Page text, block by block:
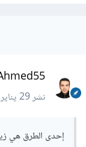
نشر29 يناير 2024
إحدى الطرق هي